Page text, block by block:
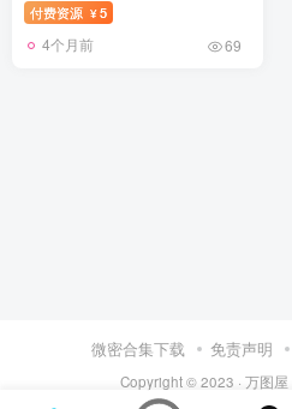
付费资源 ¥5
4个月前 69
微密合集下载 免责声明
Copyright © 2023 · 万图屋